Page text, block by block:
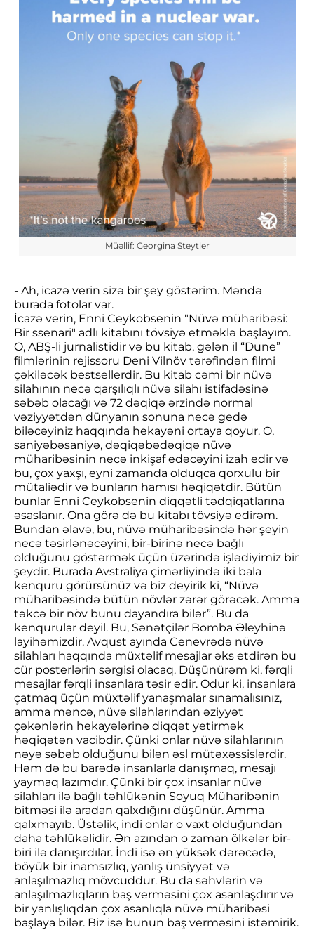
Müəllif: Georgina Steytler
- Ah, icazə verin sizə bir şey göstərim. Məndə
burada fotolar var.
İcazə verin, Enni Ceykobsenin "Nüvə müharibəsi:
Bir ssenari" adlı kitabını tövsiyə etməklə başlayım.
O, ABŞ-li jurnalistidir və bu kitab, gələn il “Dune”
filmlərinin rejissoru Deni Vilnöv tərəfindən filmi
çəkiləcək bestsellerdir. Bu kitab cəmi bir nüvə
silahının necə qarşılıqlı nüvə silahı istifadəsinə
səbəb olacağı və 72 dəqiqə ərzində normal
vəziyyətdən dünyanın sonuna necə gedə
biləcəyiniz haqqında hekayəni ortaya qoyur. O,
saniyəbəsaniyə, dəqiqəbədəqiqə nüvə
müharibəsinin necə inkişaf edəcəyini izah edir və
bu, çox yaxşı, eyni zamanda olduqca qorxulu bir
mütaliədir və bunların hamısı həqiqətdir. Bütün
bunlar Enni Ceykobsenin diqqətli tədqiqatlarına
əsaslanır. Ona görə də bu kitabı tövsiyə edirəm.
Bundan əlavə, bu, nüvə müharibəsində hər şeyin
necə təsirlənəcəyini, bir-birinə necə bağlı
olduğunu göstərmək üçün üzərində işlədiyimiz bir
şeydir. Burada Avstraliya çimərliyində iki bala
kenquru görürsünüz və biz deyirik ki, “Nüvə
müharibəsində bütün növlər zərər görəcək. Amma
təkcə bir növ bunu dayandıra bilər”. Bu da
kenqurular deyil. Bu, Sənətçilər Bomba Əleyhinə
layihəmizdir. Avqust ayında Cenevrədə nüvə
silahları haqqında müxtəlif mesajlar əks etdirən bu
cür posterlərin sərgisi olacaq. Düşünürəm ki, fərqli
mesajlar fərqli insanlara təsir edir. Odur ki, insanlara
çatmaq üçün müxtəlif yanaşmalar sınamalısınız,
amma məncə, nüvə silahlarından əziyyət
çəkənlərin hekayələrinə diqqət yetirmək
həqiqətən vacibdir. Çünki onlar nüvə silahlarının
nəyə səbəb olduğunu bilən əsl mütəxəssislərdir.
Həm də bu barədə insanlarla danışmaq, mesajı
yaymaq lazımdır. Çünki bir çox insanlar nüvə
silahları ilə bağlı təhlükənin Soyuq Müharibənin
bitməsi ilə aradan qalxdığını düşünür. Amma
qalxmayıb. Üstəlik, indi onlar o vaxt olduğundan
daha təhlükəlidir. Ən azından o zaman ölkələr bir-
biri ilə danışırdılar. İndi isə ən yüksək dərəcədə,
böyük bir inamsızlıq, yanlış ünsiyyət və
anlaşılmazlıq mövcuddur. Bu da səhvlərin və
anlaşılmazlıqların baş verməsini çox asanlaşdırır və
bir yanlışlıqdan çox asanlıqla nüvə müharibəsi
başlaya bilər. Biz isə bunun baş verməsini istəmirik.